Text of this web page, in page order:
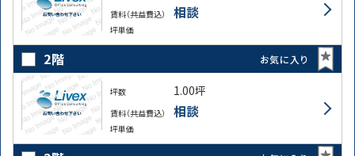
賃料（共益費込） 相談
坪単価
2階 お気に入り
坪数 1.00坪
賃料（共益費込） 相談
坪単価